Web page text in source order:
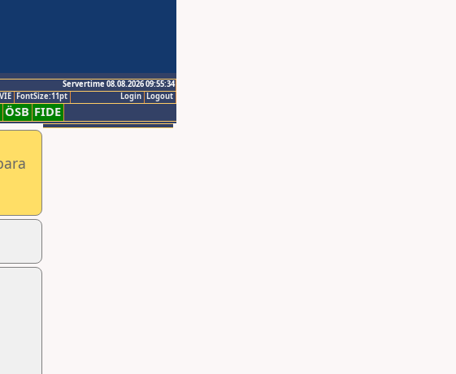
Servertime 08.08.2026 09:55:34
Logout
Login
VIE FontSize:11pt
ÖSB FIDE